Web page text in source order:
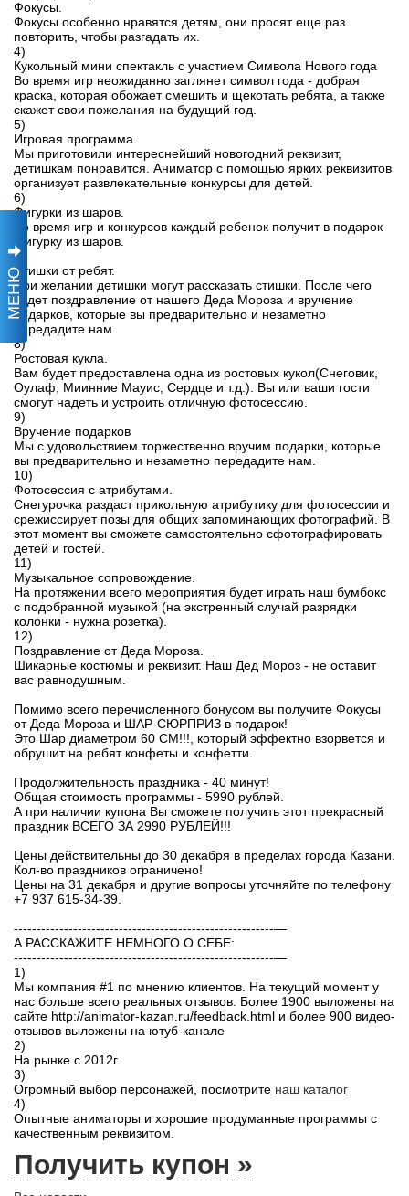
Фокусы.
Фокусы особенно нравятся детям, они просят еще раз
повторить, чтобы разгадать их.
4)
Кукольный мини спектакль с участием Символа Нового года
Во время игр неожиданно заглянет символ года - добрая
краска, которая обожает смешить и щекотать ребята, а также
скажет свои пожелания на будущий год.
5)
Игровая программа.
Мы приготовили интереснейший новогодний реквизит,
детишкам понравится. Аниматор с помощью ярких реквизитов
организует развлекательные конкурсы для детей.
6)
Фигурки из шаров.
Во время игр и конкурсов каждый ребенок получит в подарок
фигурку из шаров.
7)
Стишки от ребят.
При желании детишки могут рассказать стишки. После чего
будет поздравление от нашего Деда Мороза и вручение
подарков, которые вы предварительно и незаметно
передадите нам.
8)
Ростовая кукла.
Вам будет предоставлена одна из ростовых кукол(Снеговик,
Оулаф, Миинние Мауис, Сердце и т.д.). Вы или ваши гости
смогут надеть и устроить отличную фотосессию.
9)
Вручение подарков
Мы с удовольствием торжественно вручим подарки, которые
вы предварительно и незаметно передадите нам.
10)
Фотосессия с атрибутами.
Снегурочка раздаст прикольную атрибутику для фотосессии и
срежиссирует позы для общих запоминающих фотографий. В
этот момент вы сможете самостоятельно сфотографировать
детей и гостей.
11)
Музыкальное сопровождение.
На протяжении всего мероприятия будет играть наш бумбокс
с подобранной музыкой (на экстренный случай разрядки
колонки - нужна розетка).
12)
Поздравление от Деда Мороза.
Шикарные костюмы и реквизит. Наш Дед Мороз - не оставит
вас равнодушным.
Помимо всего перечисленного бонусом вы получите Фокусы
от Деда Мороза и ШАР-СЮРПРИЗ в подарок!
Это Шар диаметром 60 СМ!!!, который эффектно взорвется и
обрушит на ребят конфеты и конфетти.
Продолжительность праздника - 40 минут!
Общая стоимость программы - 5990 рублей.
А при наличии купона Вы сможете получить этот прекрасный
праздник ВСЕГО ЗА 2990 РУБЛЕЙ!!!
Цены действительны до 30 декабря в пределах города Казани.
Кол-во праздников ограничено!
Цены на 31 декабря и другие вопросы уточняйте по телефону
+7 937 615-34-39.
---------------------------------------------------------—
А РАССКАЖИТЕ НЕМНОГО О СЕБЕ:
---------------------------------------------------------—
1)
Мы компания #1 по мнению клиентов. На текущий момент у
нас больше всего реальных отзывов. Более 1900 выложены на
сайте http://animator-kazan.ru/feedback.html и более 900 видео-
отзывов выложены на ютуб-канале
2)
На рынке с 2012г.
3)
Огромный выбор персонажей, посмотрите наш каталог
4)
Опытные аниматоры и хорошие продуманные программы с
качественным реквизитом.
Получить купон »
МЕНЮ